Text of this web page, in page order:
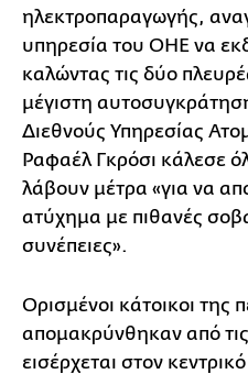
ηλεκτροπαραγωγής,
υπηρεσία του ΟΗΕ να
καλώντας τις δύο
μέγιστη
Διεθνούς Υπηρεσίας
Ραφαέλ Γκρόσι κάλεσε
λάβουν μέτρα «για να
ατύχημα με πιθανές
συνέπειες».
Ορισμένοι κάτοικοι της
απομακρύνθηκαν από
εισέρχεται στον